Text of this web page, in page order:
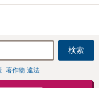
検索
著作物 違法